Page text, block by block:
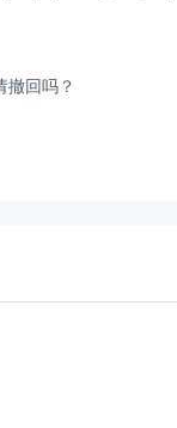
撤回吗？